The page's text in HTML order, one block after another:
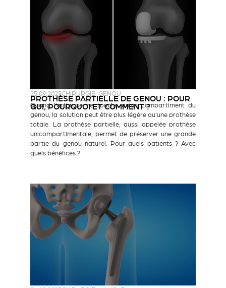
25.09.2025CHIRURGIE, GENOU
PROTHÈSE PARTIELLE DE GENOU : POUR
QUI, POURQUOI ET COMMENT ?
Quand l’arthrose ne touche qu’un compartiment du
genou, la solution peut être plus légère qu’une prothèse
totale. La prothèse partielle, aussi appelée prothèse
unicompartimentale, permet de préserver une grande
partie du genou naturel. Pour quels patients ? Avec
quels bénéfices ?